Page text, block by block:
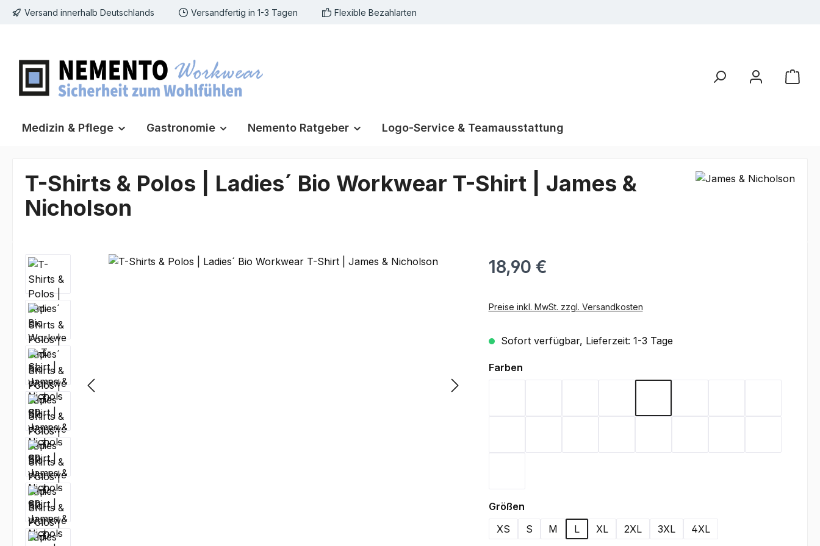
Hauptinhalt springen
Zur Suche springen
Zur Hauptnavigation springen
Versand innerhalb Deutschlands Versandfertig in 1-3 Tagen Flexible Bezahlarten
Medizin & Pflege Gastronomie Nemento Ratgeber Logo-Service & Teamausstattung
T-Shirts & Polos | Ladies´ Bio Workwear T-Shirt | James &
Nicholson
Bildergalerie überspringen 18,90 €
Preise inkl. MwSt. zzgl. Versandkosten
Sofort verfügbar, Lieferzeit: 1-3 Tage
Farbenauswählen
Größenauswählen
XS
S M L XL 2XL 3XL 4XL